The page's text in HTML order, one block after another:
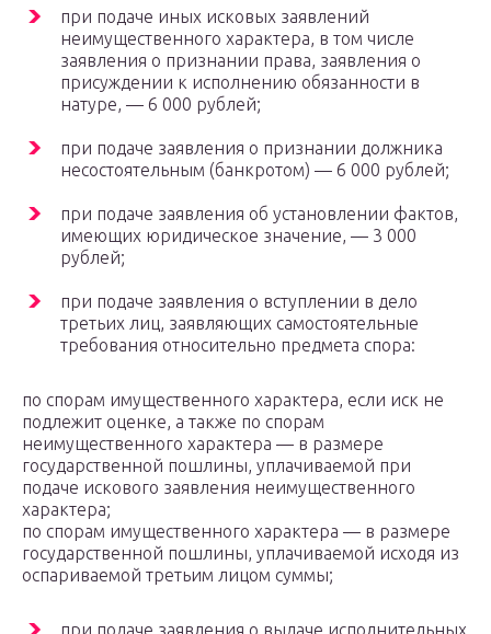
при подаче иных исковых заявлений
неимущественного характера, в том числе
заявления о признании права, заявления о
присуждении к исполнению обязанности в
натуре, — 6 000 рублей;
при подаче заявления о признании должника
несостоятельным (банкротом) — 6 000 рублей;
при подаче заявления об установлении фактов,
имеющих юридическое значение, — 3 000
рублей;
при подаче заявления о вступлении в дело
третьих лиц, заявляющих самостоятельные
требования относительно предмета спора:
по спорам имущественного характера, если иск не
подлежит оценке, а также по спорам
неимущественного характера — в размере
государственной пошлины, уплачиваемой при
подаче искового заявления неимущественного
характера;
по спорам имущественного характера — в размере
государственной пошлины, уплачиваемой исходя из
оспариваемой третьим лицом суммы;
при подаче заявления о выдаче исполнительных